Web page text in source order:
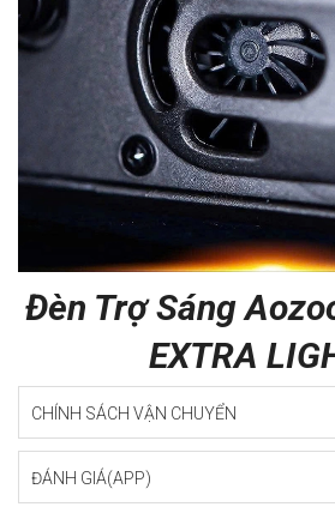
Đèn Trợ Sáng
EXTRA
CHÍNH SÁCH VẬN CHUYỂN
ĐÁNH GIÁ(APP)